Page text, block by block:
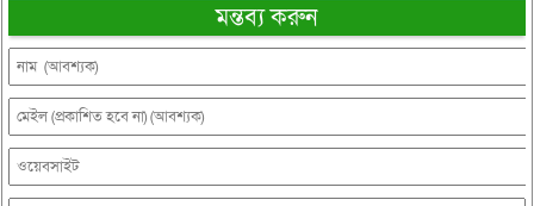
মন্তব্য করুন